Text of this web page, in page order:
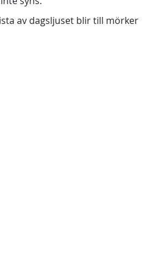
av dagsljuset blir till mörker